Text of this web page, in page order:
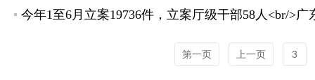
今年1至6月立案19736件，立案厅级干部58人<br/>
第一页 上一页 3